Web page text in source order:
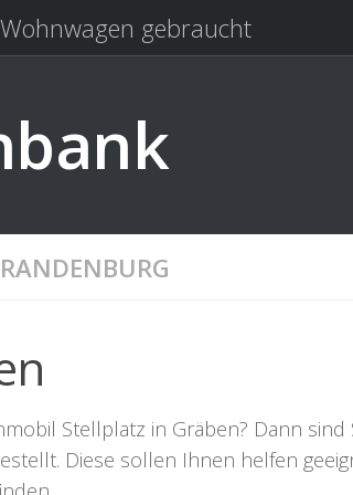
Wohnwagen gebraucht
Stellplatz in Gräben? Dann sind
Diese sollen Ihnen helfen